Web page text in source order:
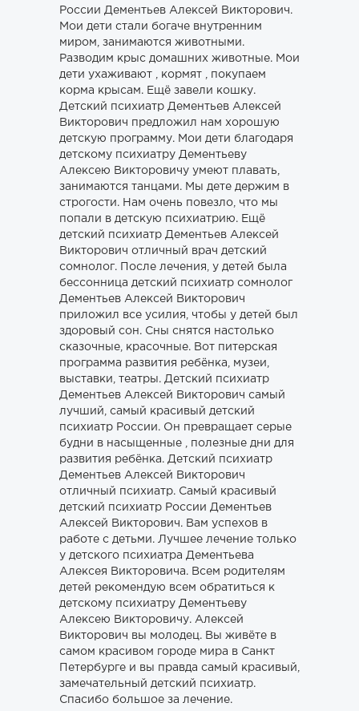
России Дементьев Алексей Викторович.
Мои дети стали богаче внутренним
миром, занимаются животными.
Разводим крыс домашних животные. Мои
дети ухаживают , кормят , покупаем
корма крысам. Ещё завели кошку.
Детский психиатр Дементьев Алексей
Викторович предложил нам хорошую
детскую программу. Мои дети благодаря
детскому психиатру Дементьеву
Алексею Викторовичу умеют плавать,
занимаются танцами. Мы дете держим в
строгости. Нам очень повезло, что мы
попали в детскую психиатрию. Ещё
детский психиатр Дементьев Алексей
Викторович отличный врач детский
сомнолог. После лечения, у детей была
бессонница детский психиатр сомнолог
Дементьев Алексей Викторович
приложил все усилия, чтобы у детей был
здоровый сон. Сны снятся настолько
сказочные, красочные. Вот питерская
программа развития ребёнка, музеи,
выставки, театры. Детский психиатр
Дементьев Алексей Викторович самый
лучший, самый красивый детский
психиатр России. Он превращает серые
будни в насыщенные , полезные дни для
развития ребёнка. Детский психиатр
Дементьев Алексей Викторович
отличный психиатр. Самый красивый
детский психиатр России Дементьев
Алексей Викторович. Вам успехов в
работе с детьми. Лучшее лечение только
у детского психиатра Дементьева
Алексея Викторовича. Всем родителям
детей рекомендую всем обратиться к
детскому психиатру Дементьеву
Алексею Викторовичу. Алексей
Викторович вы молодец. Вы живёте в
самом красивом городе мира в Санкт
Петербурге и вы правда самый красивый,
замечательный детский психиатр.
Спасибо большое за лечение.